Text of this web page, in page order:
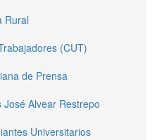
Rural
(CUT)
de Prensa
Alvear Restrepo
Universitarios